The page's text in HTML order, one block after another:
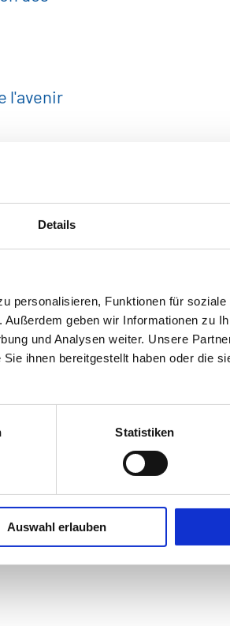
Details
personalisieren, Funktionen für
geben wir Informationen zu
und Analysen weiter. Unsere
ihnen bereitgestellt haben oder die
Statistiken
Auswahl erlauben
l'avenir
l'agroalimentaire
d'installations